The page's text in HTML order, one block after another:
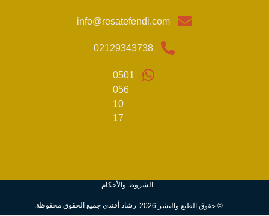
info@resatefendi.com
02129343738
0501
056
10
17
© حقوق الطبع والنشر 2026 رشاد أفندي جميع الحقوق محفوظة.
الشروط والأحكام